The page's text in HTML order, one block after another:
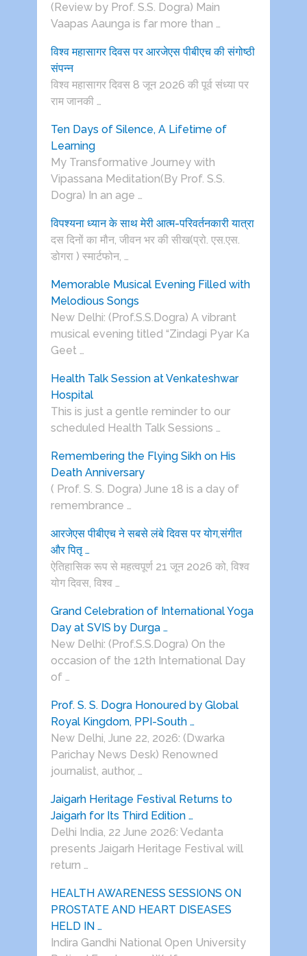
(Review by Prof. S.S. Dogra) Main
Vaapas Aaunga is far more than …
विश्व महासागर दिवस पर आरजेएस पीबीएच की संगोष्ठी
संपन्न
विश्व महासागर दिवस 8 जून 2026 की पूर्व संध्या पर
राम जानकी …
Ten Days of Silence, A Lifetime of
Learning
My Transformative Journey with
Vipassana Meditation(By Prof. S.S.
Dogra) In an age …
विपश्यना ध्यान के साथ मेरी आत्म-परिवर्तनकारी यात्रा
दस दिनों का मौन, जीवन भर की सीख(प्रो. एस.एस.
डोगरा ) स्मार्टफोन, …
Memorable Musical Evening Filled with
Melodious Songs
New Delhi: (Prof.S.S.Dogra) A vibrant
musical evening titled “Zindagi Pyar Ka
Geet …
Health Talk Session at Venkateshwar
Hospital
This is just a gentle reminder to our
scheduled Health Talk Sessions …
Remembering the Flying Sikh on His
Death Anniversary
( Prof. S. S. Dogra) June 18 is a day of
remembrance …
आरजेएस पीबीएच ने सबसे लंबे दिवस पर योग,संगीत
और पितृ …
ऐतिहासिक रूप से महत्वपूर्ण 21 जून 2026 को, विश्व
योग दिवस, विश्व …
Grand Celebration of International Yoga
Day at SVIS by Durga …
New Delhi: (Prof.S.S.Dogra) On the
occasion of the 12th International Day
of …
Prof. S. S. Dogra Honoured by Global
Royal Kingdom, PPI-South …
New Delhi, June 22, 2026: (Dwarka
Parichay News Desk) Renowned
journalist, author, …
Jaigarh Heritage Festival Returns to
Jaigarh for Its Third Edition …
Delhi India, 22 June 2026: Vedanta
presents Jaigarh Heritage Festival will
return …
HEALTH AWARENESS SESSIONS ON
PROSTATE AND HEART DISEASES
HELD IN …
Indira Gandhi National Open University